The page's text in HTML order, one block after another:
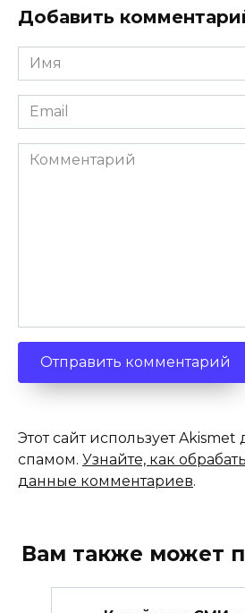
Добавить
Имя
*
Email
*
Комментарий
Этот сайт использует
спамом. Узнайте, как
данные комментариев.
Вам также может